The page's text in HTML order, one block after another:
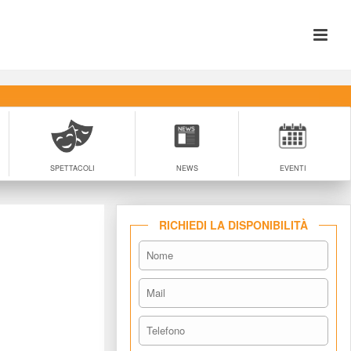
SPETTACOLI NEWS EVENTI
RICHIEDI LA DISPONIBILITÀ